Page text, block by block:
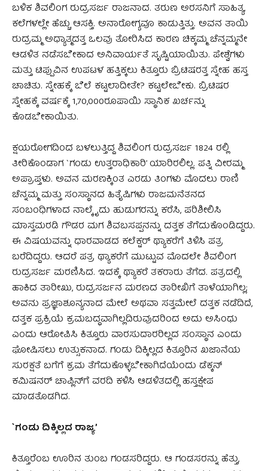
ಬಳಿಕ ಶಿವಲಿಂಗ ರುದ್ರಸರ್ಜ ರಾಜನಾದ. ತರುಣ ಅರಸನಿಗೆ ಸಾಹಿತ್ಯ,
ಕಲೆಗಳಲ್ಲೇ ಹೆಚ್ಚು ಆಸಕ್ತಿ. ಅನಾರೋಗ್ಯವೂ ಕಾಡುತ್ತಿತ್ತು. ಅವನ ತಾಯಿ
ರುದ್ರಮ್ಮ ಅಧ್ಯಾತ್ಮದತ್ತ ಒಲವು ತೋರಿಸಿದ ಕಾರಣ ಚಿಕ್ಕಮ್ಮ ಚೆನ್ನಮ್ಮನೇ
ಆಡಳಿತ ನಡೆಸಬೇಕಾದ ಅನಿವಾರ್ಯತೆ ಸೃಷ್ಟಿಯಾಯಿತು. ಪೇಶ್ವೆಗಳು
ಮತ್ತು ಟಿಪ್ಪುವಿನ ಉಪಟಳ ಹತ್ತಿಕ್ಕಲು ಕಿತ್ತೂರು ಬ್ರಿಟಿಷರತ್ತ ಸ್ನೇಹ ಹಸ್ತ
ಚಾಚಿತು. ಸ್ನೇಹಕ್ಕೆ ಬೆಲೆ ಕಟ್ಟಲಾದೀತೇ? ಕಟ್ಟಲೇಬೇಕು. ಬ್ರಿಟಿಷರ
ಸ್ನೇಹಕ್ಕೆ ವರ್ಷಕ್ಕೆ 1,70,000ರೂಪಾಯಿ ಸ್ಥಾನಿಕ ಖರ್ಚನ್ನು
ಕೊಡಬೇಕಾಯಿತು.
ಕ್ಷಯರೋಗದಿಂದ ಬಳಲುತ್ತಿದ್ದ ಶಿವಲಿಂಗ ರುದ್ರಸರ್ಜ 1824 ರಲ್ಲಿ
ತೀರಿಕೊಂಡಾಗ `ಗಂಡು ಉತ್ತರಾಧಿಕಾರಿ’ ಯಾರಿರಲಿಲ್ಲ. ಪತ್ನಿ ವೀರಮ್ಮ
ಅಪ್ರಾಪ್ತಳು. ಅವನ ಮರಣಕ್ಕಿಂತ ಎರಡು ತಿಂಗಳು ಮೊದಲು ರಾಣಿ
ಚೆನ್ನಮ್ಮ ಮತ್ತು ಸಂಸ್ಥಾನದ ಹಿತೈಷಿಗಳು ರಾಜಮನೆತನದ
ಸಂಬಂಧಿಗಳಾದ ನಾಲ್ಕೈದು ಹುಡುಗರನ್ನು ಕರೆಸಿ, ಪರಿಶೀಲಿಸಿ
ಮಾಸ್ತಮರಡಿ ಗೌಡರ ಮಗ ಶಿವಬಸಪ್ಪನನ್ನು ದತ್ತಕ ತೆಗೆದುಕೊಂಡಿದ್ದರು.
ಈ ವಿಷಯವನ್ನು ಧಾರವಾಡದ ಕಲೆಕ್ಟರ್ ಥ್ಯಾಕರೆಗೆ ತಿಳಿಸಿ ಪತ್ರ
ಬರೆದಿದ್ದರು. ಆದರೆ ಪತ್ರ ಥ್ಯಾಕರೆಗೆ ಮುಟ್ಟುವ ಮೊದಲೇ ಶಿವಲಿಂಗ
ರುದ್ರಸರ್ಜ ಮರಣಿಸಿದ. ಇದಕ್ಕೆ ಥ್ಯಾಕರೆ ತಕರಾರು ತೆಗೆದ. ಪತ್ರದಲ್ಲಿ
ಹಾಕಿದ ತಾರೀಖು, ರುದ್ರಸರ್ಜನ ಮರಣದ ತಾರೀಖಿಗೆ ತಾಳೆಯಾಗಿಲ್ಲ;
ಅವನು ಪ್ರಜ್ಞಾಶೂನ್ಯನಾದ ಮೇಲೆ ಅಥವಾ ಸತ್ತಮೇಲೆ ದತ್ತಕ ನಡೆದಿದೆ,
ದತ್ತಕ ಪ್ರಕ್ರಿಯೆ ಕ್ರಮಬದ್ಧವಾಗಿಲ್ಲದಿರುವುದರಿಂದ ಅದು ಅಸಿಂಧು
ಎಂದು ಆರೋಪಿಸಿ ಕಿತ್ತೂರು ವಾರಸುದಾರರಿಲ್ಲದ ಸಂಸ್ಥಾನ ಎಂದು
ಘೋಷಿಸಲು ಉತ್ಸುಕನಾದ. ಗಂಡು ದಿಕ್ಕಿಲ್ಲದ ಕಿತ್ತೂರಿನ ಖಜಾನೆಯ
ಸುರಕ್ಷತೆ ಬಗೆಗೆ ಕ್ರಮ ತೆಗೆದುಕೊಳ್ಳಬೇಕಾಗಿದೆಯೆಂದು ಡೆಕ್ಕನ್
ಕಮಿಷನರ್ ಚಾಪ್ಲಿನ್‌ಗೆ ವರದಿ ಕಳಿಸಿ ಆಡಳಿತದಲ್ಲಿ ಹಸ್ತಕ್ಷೇಪ
ಮಾಡತೊಡಗಿದ.
`ಗಂಡು ದಿಕ್ಕಿಲ್ಲದ ರಾಜ್ಯ’
ಕಿತ್ತೂರೆಂಬ ಊರಿನ ತುಂಬ ಗಂಡಸರಿದ್ದರು. ಆ ಗಂಡಸರನ್ನು ಹೆತ್ತು,